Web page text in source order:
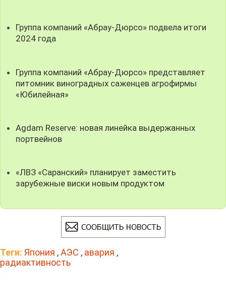
Группа компаний «Абрау-Дюрсо» подвела итоги
2024 года
Группа компаний «Абрау-Дюрсо» представляет
питомник виноградных саженцев агрофирмы
«Юбилейная»
Agdam Reserve: новая линейка выдержанных
портвейнов
«ЛВЗ «Саранский» планирует заместить
зарубежные виски новым продуктом
Теги: Япония ,АЭС , авария ,
радиактивность